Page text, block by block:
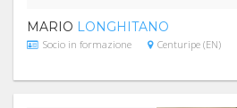
MARIO LONGHITANO
Socio in formazione Centuripe (EN)